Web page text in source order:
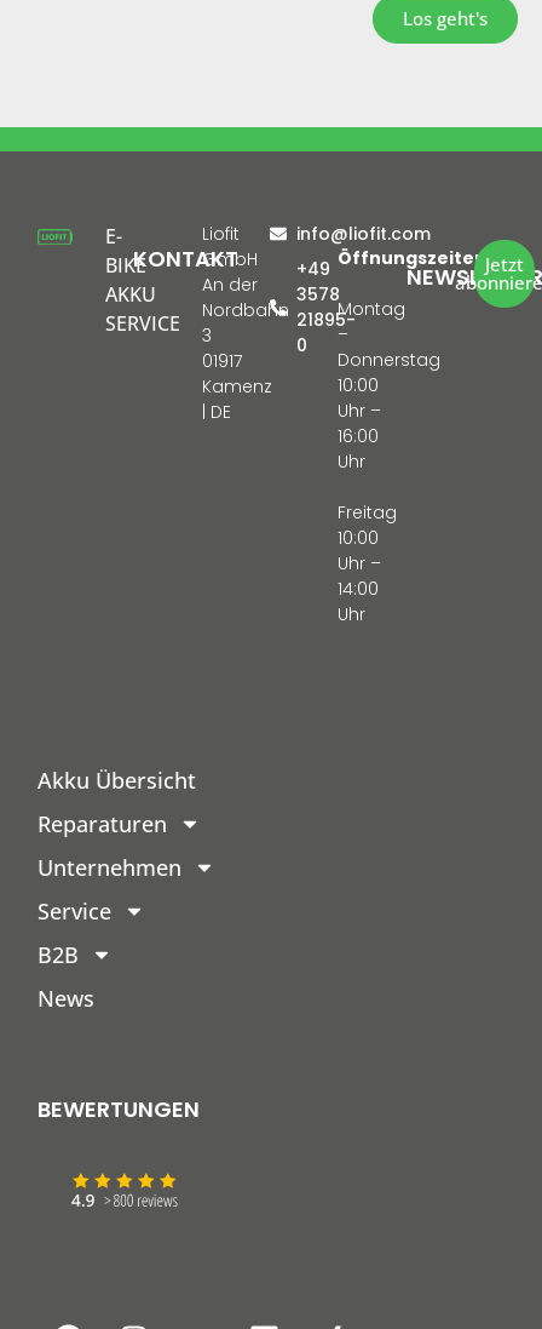
Los geht's
E-
BIKE
AKKU
SERVICE
KONTAKT
Liofit
GmbH
An der
Nordbahn
3
01917
Kamenz
| DE
info@liofit.com
+49
3578
21895-
0
Öffnungszeiten:
Montag
–
Donnerstag
10:00
Uhr –
16:00
Uhr
Freitag
10:00
Uhr –
14:00
Uhr
NEWSLETTER
Jetzt
Akku Übersicht
Reparaturen
Unternehmen
Service
B2B
News
BEWERTUNGEN